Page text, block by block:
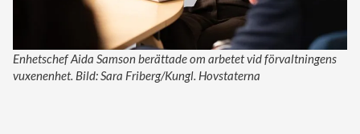
Enhetschef Aida Samson berättade om arbetet vid förvaltningens
vuxenenhet. Bild: Sara Friberg/Kungl. Hovstaterna